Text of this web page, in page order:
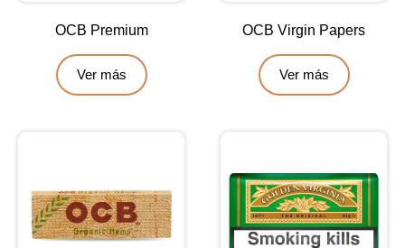
OCB Premium
Ver más
OCB Virgin Papers
Ver más